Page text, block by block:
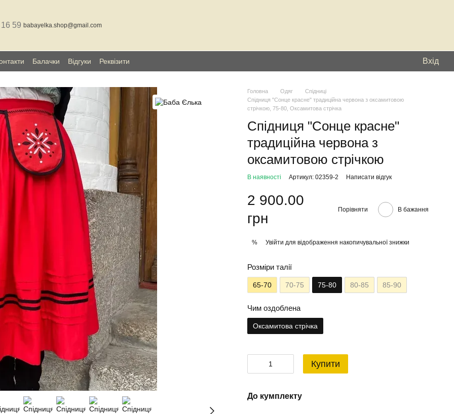
59 babayelka.shop@gmail.com
Балачки Відгуки Реквізити Вхід
Головна Одяг
Спідниці
Спідниця "Сонце красне" традиційна червона з оксамитовою
стрічкою, 75-80, Оксамитова стрічка
Спідниця "Сонце красне"
традиційна червона з
оксамитовою стрічкою
В наявності Артикул: 02359-2 Написати відгук
2 900.00
грн
Порівняти В бажання
% Увійти для відображення накопичувальної знижки
Розміри талії
65-70 70-75 75-80 80-85 85-90
Чим оздоблена
Оксамитова стрічка
Купити
До кумплекту